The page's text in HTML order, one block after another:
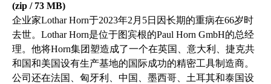
(zip / 73 MB)
企业家Lothar Horn于2023年2月5日因长期的重病在66岁时
去世。Lothar Horn是位于图宾根的Paul Horn GmbH的总经
理。他将Horn集团塑造成了一个在英国、意大利、捷克共
和国和美国设有生产基地的国际成功的精密工具制造商。
公司还在法国、匈牙利、中国、墨西哥、土耳其和泰国设